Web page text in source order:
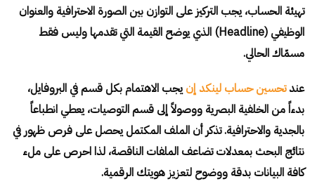
تهيئة الحساب، يجب التركيز على التوازن بين الصورة الاحترافية والعنوان
الوظيفي (Headline) الذي يوضح القيمة التي تقدمها وليس فقط
مسمّاك الحالي.
عندتحسين حساب لينكد إنيجب الاهتمام بكل قسم في البروفايل،
بدءاً من الخلفية البصرية ووصولاً إلى قسم التوصيات، يعطي انطباعاً
بالجدية والاحترافية. تذكر أن الملف المكتمل يحصل على فرص ظهور في
نتائج البحث بمعدلات تضاعف الملفات الناقصة، لذا احرص على ملء
كافة البيانات بدقة ووضوح لتعزيز هويتك الرقمية.